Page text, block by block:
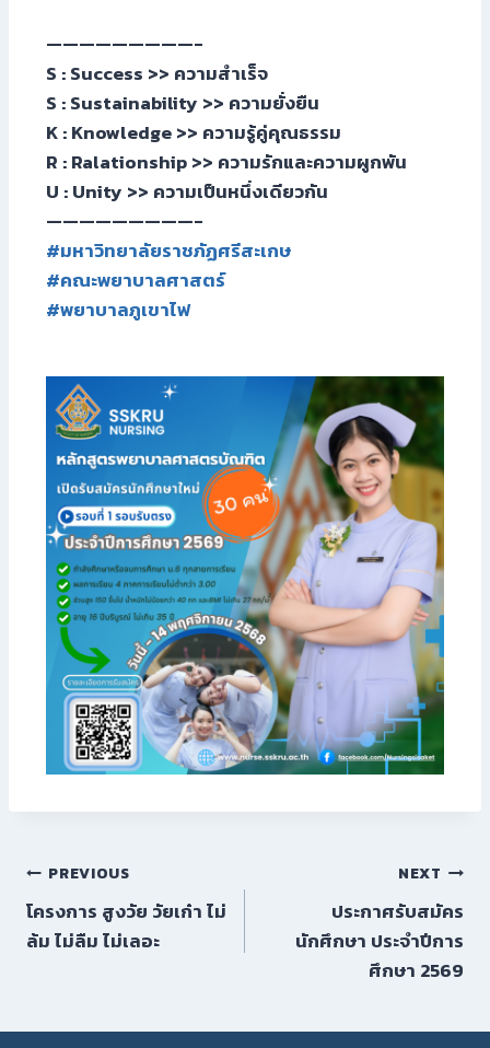
—————————-
S : Success >> ความสำเร็จ
S : Sustainability >> ความยั่งยืน
K : Knowledge >> ความรู้คู่คุณธรรม
R : Ralationship >> ความรักและความผูกพัน
U : Unity >> ความเป็นหนึ่งเดียวกัน
—————————-
#มหาวิทยาลัยราชภัฏศรีสะเกษ
#คณะพยาบาลศาสตร์
#พยาบาลภูเขาไฟ
PREVIOUS
โครงการ สูงวัย วัยเก๋า ไม่
ล้ม ไม่ลืม ไม่เลอะ
NEXT
ประกาศรับสมัคร
นักศึกษา ประจำปีการ
ศึกษา 2569